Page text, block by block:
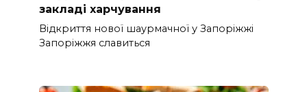
закладі харчування
Відкриття нової шаурмачної у Запоріжжі
Запоріжжя славиться